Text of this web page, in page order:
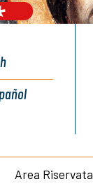
Area Riservata